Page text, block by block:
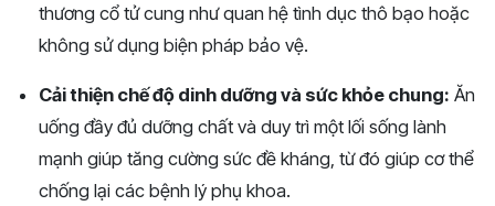
thương cổ tử cung như quan hệ tình dục thô bạo hoặc
không sử dụng biện pháp bảo vệ.
Cải thiện chế độ dinh dưỡng và sức khỏe chung: Ăn
uống đầy đủ dưỡng chất và duy trì một lối sống lành
mạnh giúp tăng cường sức đề kháng, từ đó giúp cơ thể
chống lại các bệnh lý phụ khoa.